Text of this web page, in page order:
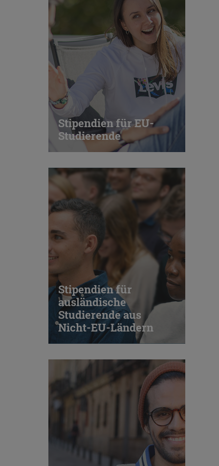
Stipendien für EU-
Studierende
Stipendien für
ausländische
Studierende aus
Nicht-EU-Ländern
Google
Embed
Cloudinary
Embed
Newsletter2go
Podigee
Embed
D.Vinci
Typeform